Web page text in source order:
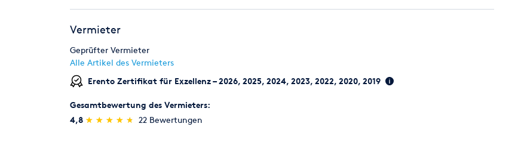
Vermieter
Geprüfter Vermieter
Alle Artikel des Vermieters
Erento Zertifikat für Exzellenz – 2026, 2025, 2024, 2023, 2022, 2020, 2019
Gesamtbewertung des Vermieters:
4,8 (*)
★
★
(*) ★
★
(*) ★
★
(*) ★
★
(*) ★
★ 22 Bewertungen